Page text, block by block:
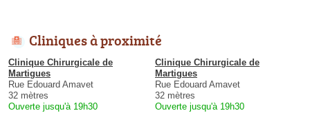
Cliniques à proximité
Clinique Chirurgicale de
Martigues
Rue Edouard Amavet
32 mètres
Ouverte jusqu'à 19h30
Clinique Chirurgicale de
Martigues
Rue Edouard Amavet
32 mètres
Ouverte jusqu'à 19h30